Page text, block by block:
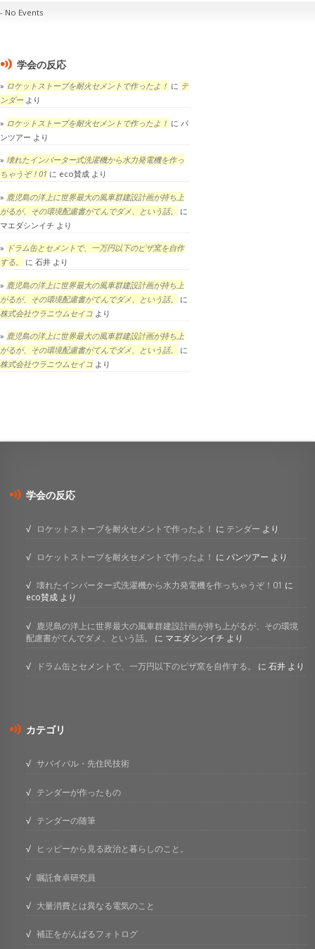
No Events
学会の反応
ロケットストーブを耐火セメントで作ったよ！ に テ
ンダーより
ロケットストーブを耐火セメントで作ったよ！ に パ
ンツアー より
壊れたインバーター式洗濯機から水力発電機を作っ
ちゃうぞ！01 に eco賛成 より
鹿児島の洋上に世界最大の風車群建設計画が持ち上
がるが、その環境配慮書がてんでダメ、という話。
に
マエダシンイチ より
ドラム缶とセメントで、一万円以下のピザ窯を自作
する。
に 石井 より
鹿児島の洋上に世界最大の風車群建設計画が持ち上
がるが、その環境配慮書がてんでダメ、という話。
に
株式会社ウラニウムセイコ より
鹿児島の洋上に世界最大の風車群建設計画が持ち上
がるが、その環境配慮書がてんでダメ、という話。
に
株式会社ウラニウムセイコ より
学会の反応
ロケットストーブを耐火セメントで作ったよ！ に テンダー より
ロケットストーブを耐火セメントで作ったよ！ に パンツアー より
壊れたインバーター式洗濯機から水力発電機を作っちゃうぞ！01 に
eco賛成 より
鹿児島の洋上に世界最大の風車群建設計画が持ち上がるが、その環境
配慮書がてんでダメ、という話。
に マエダシンイチ より
ドラム缶とセメントで、一万円以下のピザ窯を自作する。 に石井 より
カテゴリ
サバイバル・先住民技術
テンダーが作ったもの
テンダーの随筆
ヒッピーから見る政治と暮らしのこと。
嘱託食卓研究員
大量消費とは異なる電気のこと
補正をがんばるフォトログ